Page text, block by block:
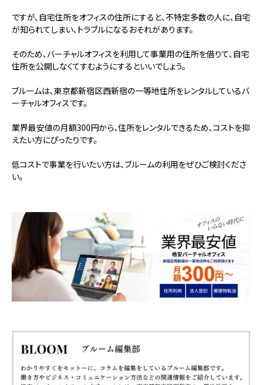
ですが、自宅住所をオフィスの住所にすると、不特定多数の人に、自宅
が知られてしまい、トラブルになるおそれがあります。
そのため、バーチャルオフィスを利用して事業用の住所を借りて、 自宅
住所を公開しなくてすむようにするといいでしょう。
ブルームは、東京都新宿区西新宿の一等地住所をレンタルしているバ
ーチャルオフィスです。
業界最安値の月額300円から、住所をレンタルできるため、コストを抑
えたい方にぴったりです。
低コストで事業を行いたい方は、ブルームの利用をぜひご検討くださ
い。